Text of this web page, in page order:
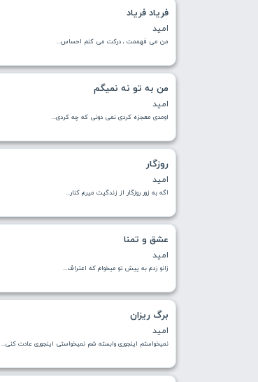
فریاد فریاد
امید
من می فهممت ، درکت می کنم احساس...
من به تو نه نمیگم
امید
اومدی معجزه كردی نمی دونی كه چه كردی...
روزگار
امید
اگه به زور روزگار از زندگيت ميرم كنار...
عشق و تمنا
امید
زانو زدم به پیش تو میخوام که اعتراف...
برگ ریزان
امید
نمیخواستم اینجوری وابسته شم نمیخواستی اینجوری عادت کنی...